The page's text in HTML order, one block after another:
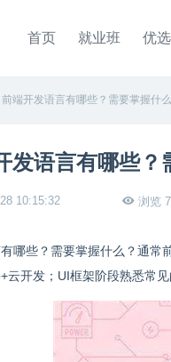
首页 就业班 优
前端开发语言有哪些？需要掌握什
发语言有哪些？
10:15:32 浏览
哪些？需要掌握什么？通常
云开发；UI框架阶段熟悉常